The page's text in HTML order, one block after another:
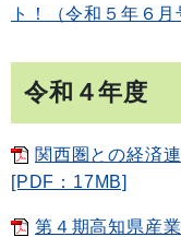
ト！（令和５年６
令和４年度
関西圏との経済
[PDF：17MB]
第４期高知県産